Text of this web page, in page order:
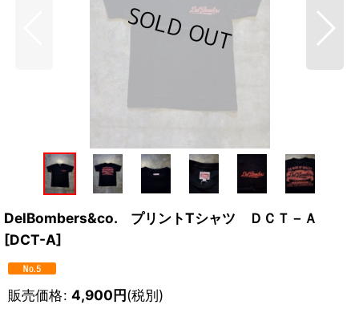
DelBombers&co. プリントTシャツ ＤＣＴ－Ａ
[DCT-A]
販売価格: 4,900円(税別)